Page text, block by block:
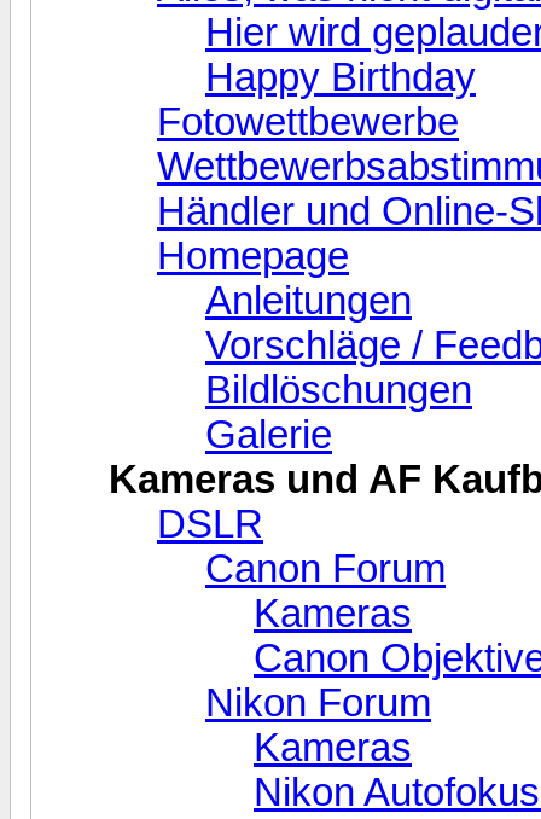
Hier wird
Happy Birthday
Fotowettbewerbe
Händler und Online-
Homepage
Anleitungen
Vorschläge /
Bildlöschungen
Galerie
Kameras und AF
DSLR
Canon Forum
Kameras
Canon
Nikon Forum
Kameras
Nikon